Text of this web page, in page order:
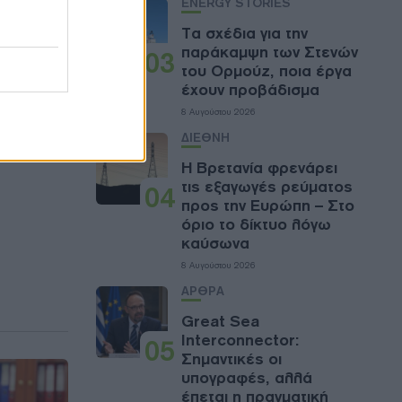
03
Τα σχέδια για την
παράκαμψη των Στενών
του Ορμούζ, ποια έργα
έχουν προβάδισμα
8 Αυγούστου 2026
04
ΔΙΕΘΝΗ
Η Βρετανία φρενάρει
τις εξαγωγές ρεύματος
προς την Ευρώπη – Στο
όριο το δίκτυο λόγω
καύσωνα
8 Αυγούστου 2026
05
ΑΡΘΡΑ
Great Sea
Interconnector:
Σημαντικές οι
υπογραφές, αλλά
έπεται η πραγματική